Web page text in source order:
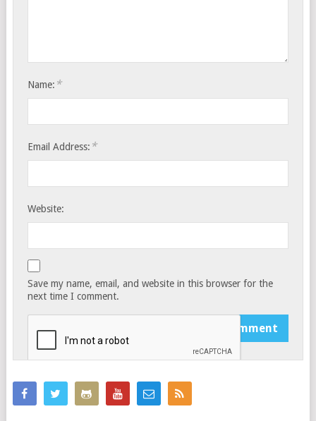
Name: *
Email Address: *
Website:
Save my name, email, and website in this browser for the
next time I comment.